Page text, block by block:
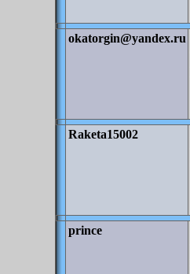
okatorgin@yandex.ru
Raketa15002
prince